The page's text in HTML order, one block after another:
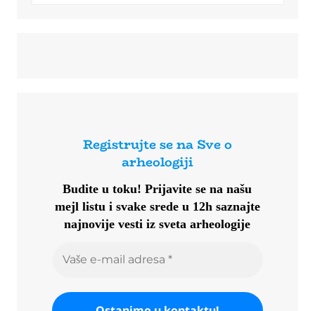
Registrujte se na Sve o
arheologiji
Budite u toku!Prijavite se na našu
mejl listu i svake srede u 12h saznajte
najnovije vesti iz sveta arheologije